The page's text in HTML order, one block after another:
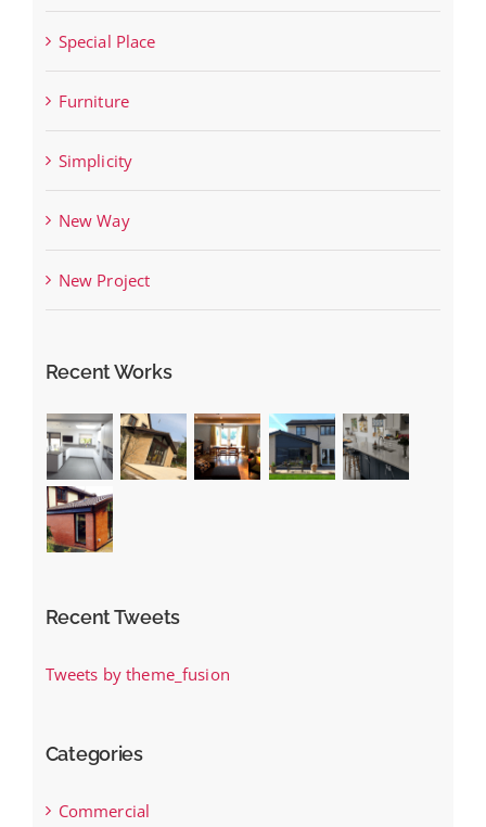
Special Place
Furniture
Simplicity
New Way
New Project
Recent Works
Recent Tweets
Tweets by theme_fusion
Categories
Commercial